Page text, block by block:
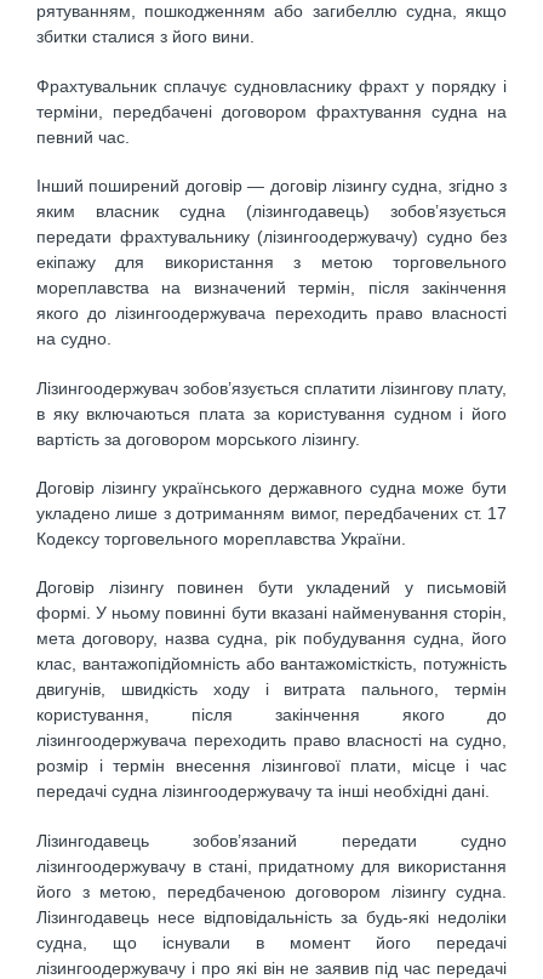
рятуванням, пошкодженням або загибеллю судна, якщо
збитки сталися з його вини.
Фрахтувальник сплачує судновласнику фрахт у порядку і
терміни, передбачені договором фрахтування судна на
певний час.
Інший поширений договір — договір лізингу судна, згідно з
яким власник судна (лізингодавець) зобов’язується
передати фрахтувальнику (лізингоодержувачу) судно без
екіпажу для використання з метою торговельного
мореплавства на визначений термін, після закінчення
якого до лізингоодержувача переходить право власності
на судно.
Лізингоодержувач зобов’язується сплатити лізингову плату,
в яку включаються плата за користування судном і його
вартість за договором морського лізингу.
Договір лізингу українського державного судна може бути
укладено лише з дотриманням вимог, передбачених ст. 17
Кодексу торговельного мореплавства України.
Договір лізингу повинен бути укладений у письмовій
формі. У ньому повинні бути вказані найменування сторін,
мета договору, назва судна, рік побудування судна, його
клас, вантажопідйомність або вантажомісткість, потужність
двигунів, швидкість ходу і витрата пального, термін
користування, після закінчення якого до
лізингоодержувача переходить право власності на судно,
розмір і термін внесення лізингової плати, місце і час
передачі судна лізингоодержувачу та інші необхідні дані.
Лізингодавець зобов’язаний передати судно
лізингоодержувачу в стані, придатному для використання
його з метою, передбаченою договором лізингу судна.
Лізингодавець несе відповідальність за будь-які недоліки
судна, що існували в момент його передачі
лізингоодержувачу і про які він не заявив під час передачі